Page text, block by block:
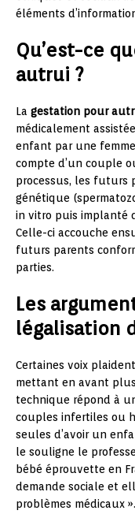
éléments
Qu’est-ce
autrui ?
La gestation pour
médicalement
enfant par une
compte d’un couple
processus, les futurs
génétique
in vitro puis implanté
Celle-ci accouche
futurs parents
parties.
Les
légalisation
Certaines voix
mettant en avant
technique répond à
couples infertiles ou
seules d’avoir un
le souligne le
bébé éprouvette en
demande sociale et
problèmes médicaux ».